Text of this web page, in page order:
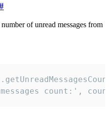
of unread messages from
count:',